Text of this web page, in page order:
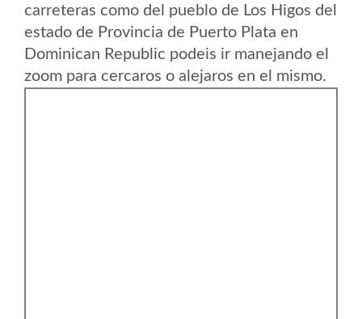
carreteras como del pueblo de Los Higos del
estado de Provincia de Puerto Plata en
Dominican Republic podeis ir manejando el
zoom para cercaros o alejaros en el mismo.